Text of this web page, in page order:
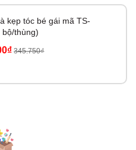
kẹp tóc bé gái mã TS-
bộ/thùng)
345.750₫